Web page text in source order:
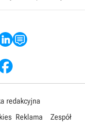
redakcyjna
Reklama Zespół